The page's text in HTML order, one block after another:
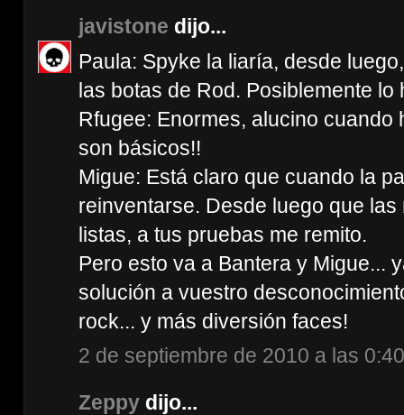
javistone dijo...
Paula: Spyke la liaría, desde
las botas de Rod. Posiblemente lo
Rfugee: Enormes, alucino
son básicos!!
Migue: Está claro que cuando la
reinventarse. Desde luego que
listas, a tus pruebas me remito.
Pero esto va a Bantera y Migue...
solución a vuestro
rock... y más diversión faces!
2 de septiembre de 2010 a las 0:40
Zeppy dijo...